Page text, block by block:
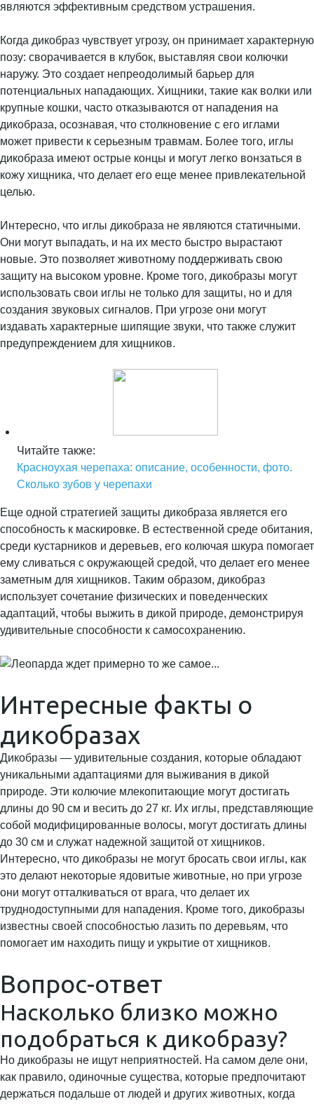
являются эффективным средством устрашения.
Когда дикобраз чувствует угрозу, он принимает характерную
позу: сворачивается в клубок, выставляя свои колючки
наружу. Это создает непреодолимый барьер для
потенциальных нападающих. Хищники, такие как волки или
крупные кошки, часто отказываются от нападения на
дикобраза, осознавая, что столкновение с его иглами
может привести к серьезным травмам. Более того, иглы
дикобраза имеют острые концы и могут легко вонзаться в
кожу хищника, что делает его еще менее привлекательной
целью.
Интересно, что иглы дикобраза не являются статичными.
Они могут выпадать, и на их место быстро вырастают
новые. Это позволяет животному поддерживать свою
защиту на высоком уровне. Кроме того, дикобразы могут
использовать свои иглы не только для защиты, но и для
создания звуковых сигналов. При угрозе они могут
издавать характерные шипящие звуки, что также служит
предупреждением для хищников.
Читайте также:
Красноухая черепаха: описание, особенности, фото.
Сколько зубов у черепахи
Еще одной стратегией защиты дикобраза является его
способность к маскировке. В естественной среде обитания,
среди кустарников и деревьев, его колючая шкура помогает
ему сливаться с окружающей средой, что делает его менее
заметным для хищников. Таким образом, дикобраз
использует сочетание физических и поведенческих
адаптаций, чтобы выжить в дикой природе, демонстрируя
удивительные способности к самосохранению.
Интересные факты о
дикобразах
Дикобразы — удивительные создания, которые обладают
уникальными адаптациями для выживания в дикой
природе. Эти колючие млекопитающие могут достигать
длины до 90 см и весить до 27 кг. Их иглы, представляющие
собой модифицированные волосы, могут достигать длины
до 30 см и служат надежной защитой от хищников.
Интересно, что дикобразы не могут бросать свои иглы, как
это делают некоторые ядовитые животные, но при угрозе
они могут отталкиваться от врага, что делает их
труднодоступными для нападения. Кроме того, дикобразы
известны своей способностью лазить по деревьям, что
помогает им находить пищу и укрытие от хищников.
Вопрос-ответ
Насколько близко можно
подобраться к дикобразу?
Но дикобразы не ищут неприятностей. На самом деле они,
как правило, одиночные существа, которые предпочитают
держаться подальше от людей и других животных, когда